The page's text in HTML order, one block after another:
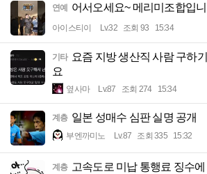
연예 어서오세요~ 메리미조합입
아이스티이 Lv.32 조회 93 15:34
기타 요즘 지방 생산직 사람 구하
요
옆사마 Lv.87 조회 274 15:34
계층 일본 성매수 심판 실명 공개
부엔까미노 Lv.87 조회 335 15:32
계층 고속도로 미납 통행료 징수